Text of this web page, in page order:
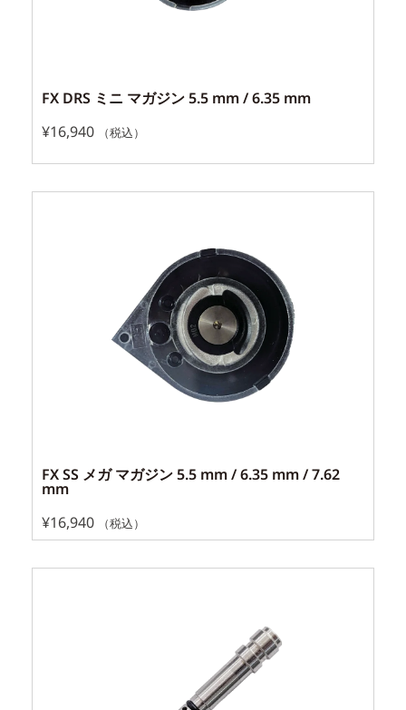
FX DRS ミニ マガジン 5.5 mm / 6.35 mm
¥16,940 （税込）
FX SS メガ マガジン 5.5 mm / 6.35 mm / 7.62
mm
¥16,940 （税込）